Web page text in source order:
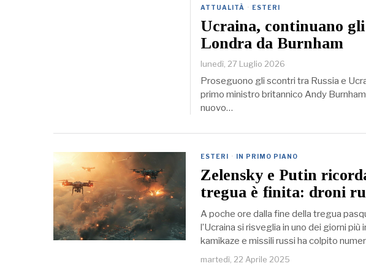
ATTUALITÀ · ESTERI
Ucraina, continuano
Londra da Burnham
lunedì, 27 Luglio 2026
Proseguono gli scontri tra Russia e
primo ministro britannico Andy
nuovo…
ESTERI · IN PRIMO PIANO
Zelensky e Putin
tregua è finita: droni
A poche ore dalla fine della tregua
l’Ucraina si risveglia in uno dei giorni
kamikaze e missili russi ha colpito
martedì, 22 Aprile 2025